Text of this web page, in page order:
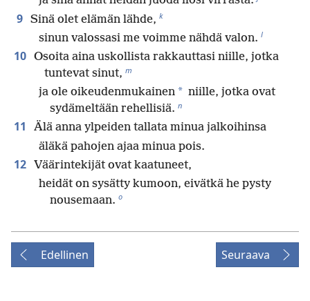
9 Sinä olet elämän lähde, k
sinun valossasi me voimme nähdä valon. l
10 Osoita aina uskollista rakkauttasi niille, jotka
tuntevat sinut, m
ja ole oikeudenmukainen * niille, jotka ovat
sydämeltään rehellisiä. n
11
Älä anna ylpeiden tallata minua jalkoihinsa
äläkä pahojen ajaa minua pois.
12 Väärintekijät ovat kaatuneet,
heidät on sysätty kumoon, eivätkä he pysty
nousemaan. o
Edellinen Seuraava